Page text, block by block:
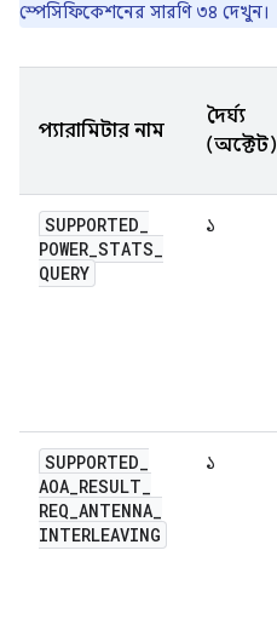
স্পেসিফিকেশনের সারণি ৩৪ দেখুন।
প্যারামিটার নাম
দৈর্ঘ্য
(অক্টেট)
SUPPORTED_
POWER_STATS_
QUERY
১
SUPPORTED_
AOA_RESULT_
REQ_ANTENNA_
INTERLEAVING
১